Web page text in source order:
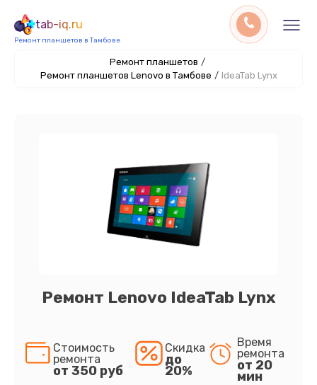
tab-iq.ru
Ремонт планшетов в Тамбове
Ремонт планшетов /
Ремонт планшетов Lenovo в Тамбове / IdeaTab Lynx
Ремонт Lenovo IdeaTab Lynx
Стоимость
ремонта
от 350 руб
Скидка
до
20%
Время
ремонта
от 20
мин